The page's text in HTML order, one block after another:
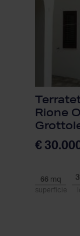
Rione
€
66 mq
superficie
3